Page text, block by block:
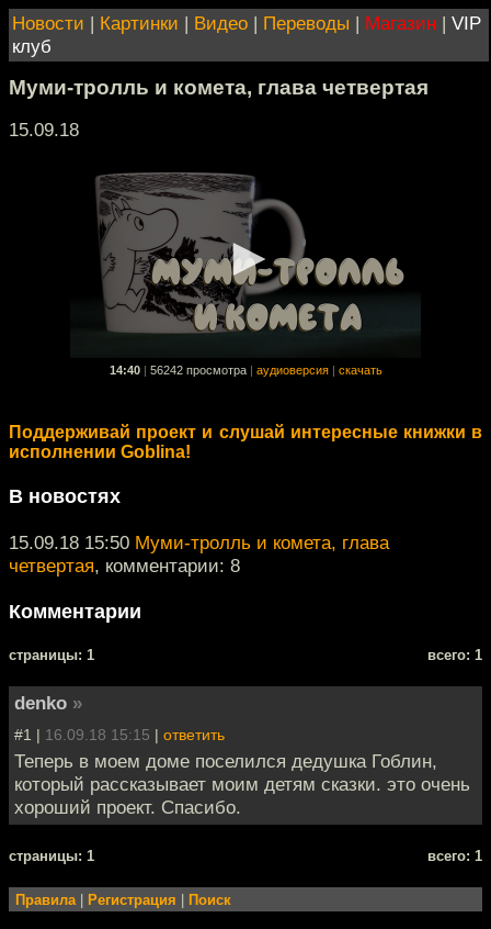
Новости | Картинки | Видео | Переводы | Магазин | VIP
клуб
Муми-тролль и комета, глава четвертая
15.09.18
14:40 56242 просмотра аудиоверсия скачать
Поддерживай проект и слушай интересные книжки в
исполнении Goblina!
В новостях
15.09.18 15:50 Муми-тролль и комета, глава
четвертая, комментарии: 8
Комментарии
cтраницы: 1 всего: 1
denko »
#1 | 16.09.18 15:15 | ответить
Теперь в моем доме поселился дедушка Гоблин,
который рассказывает моим детям сказки. это очень
хороший проект. Спасибо.
cтраницы: 1 всего: 1
Правила| Регистрация Поиск